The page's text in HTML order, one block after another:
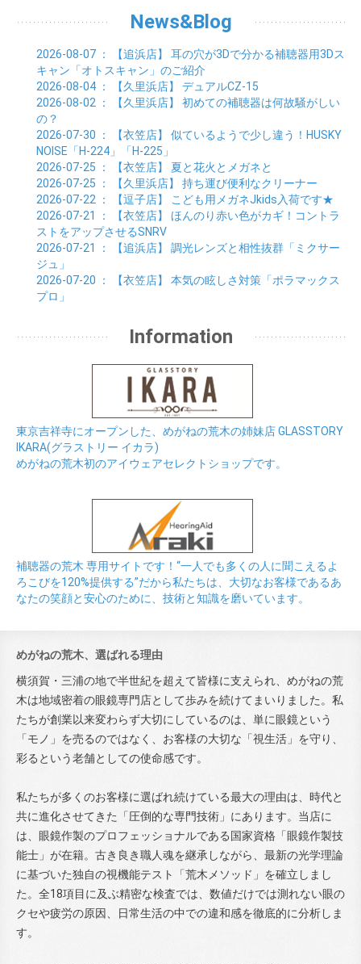
01月 (24)
02月 (20)
01月 (23)
05月 (24)
03月 (25)
02月 (30)
01月 (33)
06月 (15)
04月 (9)
03月 (7)
02月 (7)
01月 (9)
News&Blog
2026-08-07 ： 【追浜店】 耳の穴が3Dで分かる補聴器用3Dス
キャン「オトスキャン」のご紹介
2026-08-04 ： 【久里浜店】 デュアルCZ-15
2026-08-02 ： 【久里浜店】 初めての補聴器は何故騒がしい
の？
2026-07-30 ： 【衣笠店】 似ているようで少し違う！HUSKY
NOISE「H-224」「H-225」
2026-07-25 ： 【衣笠店】 夏と花火とメガネと
2026-07-25 ： 【久里浜店】 持ち運び便利なクリーナー
2026-07-22 ： 【逗子店】 こども用メガネJkids入荷です★
2026-07-21
： 【衣笠店】 ほんのり赤い色がカギ！コントラ
ストをアップさせるSNRV
2026-07-21
： 【追浜店】 調光レンズと相性抜群「ミクサー
ジュ」
2026-07-20 ： 【衣笠店】 本気の眩しさ対策「ポラマックス
プロ」
Information
東京吉祥寺にオープンした、めがねの荒木の姉妹店 GLASSTORY
IKARA(グラストリー イカラ)
めがねの荒木初のアイウェアセレクトショップです。
補聴器の荒木 専用サイトです！“一人でも多くの人に聞こえるよ
ろこびを120%提供する”だから私たちは、大切なお客様であるあ
なたの笑顔と安心のために、技術と知識を磨いています。
めがねの荒木、選ばれる理由
横須賀・三浦の地で半世紀を超えて皆様に支えられ、めがねの荒
木は地域密着の眼鏡専門店として歩みを続けてまいりました。私
たちが創業以来変わらず大切にしているのは、単に眼鏡という
「モノ」を売るのではなく、お客様の大切な「視生活」を守り、
彩るという老舗としての使命感です。
私たちが多くのお客様に選ばれ続けている最大の理由は、時代と
共に進化させてきた「圧倒的な専門技術」にあります。当店に
は、眼鏡作製のプロフェッショナルである国家資格「眼鏡作製技
能士」が在籍。古き良き職人魂を継承しながら、最新の光学理論
に基づいた独自の視機能テスト「荒木メソッド」を確立しまし
た。全18項目に及ぶ精密な検査では、数値だけでは測れない眼の
クセや疲労の原因、日常生活の中での違和感を徹底的に分析しま
す。